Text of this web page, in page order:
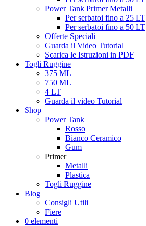
Power Tank Primer Metalli
Per serbatoi fino a 25 LT
Per serbatoi fino a 50 LT
Offerte Speciali
Guarda il Video Tutorial
Scarica le Istruzioni in PDF
Togli Ruggine
375 ML
750 ML
4 LT
Guarda il video Tutorial
Shop
Power Tank
Rosso
Bianco Ceramico
Gum
Primer
Metalli
Plastica
Togli Ruggine
Blog
Consigli Utili
Fiere
0 elementi